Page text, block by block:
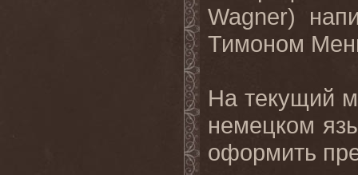
Wagner)
Тимоном
На текущий
немецком
оформить